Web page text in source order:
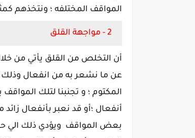
المواقف المختلفه ؛ ونتخذهم
2 - مواجهة القلق
أن التخلص من القلق يأتي من
عن ما نشعر به من انفعال وذلك
المكتوم ؛ و تجنبنا لتلك
أنفعال ؛أو قد نعبر بأنفعال
بعض المواقف ويؤدي ذلك